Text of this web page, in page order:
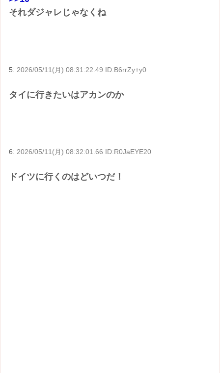
それダジャレじゃなくね
5: 2026/05/11(月) 08:31:22.49 ID:B6rrZy+y0
タイに行きたいはアカンのか
6: 2026/05/11(月) 08:32:01.66 ID:R0JaEYE20
ドイツに行くのはどいつだ！